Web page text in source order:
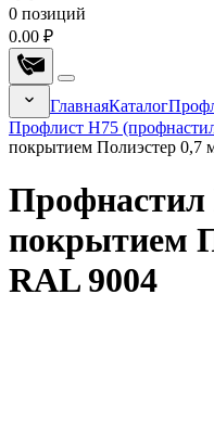
0 позиций
0.00 ₽
ГлавнаяКаталог
Профлист Н75
покрытием Полиэстер 0,7
Профнастил
покрытием
RAL 9004